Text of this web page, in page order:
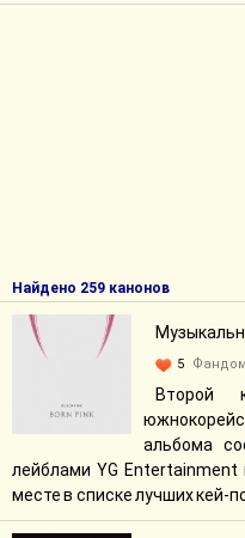
Найдено 259 канонов
5
Второй
альбома
лейблами YG
месте в списке лучших кей-